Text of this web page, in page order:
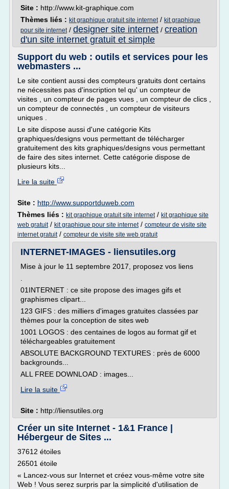
Site : http://www.kit-graphique.com
Thèmes liés : kit graphique gratuit site internet/ kit graphique
pour site internet/ designer site internet / creation
d'un site internet gratuit et simple
Support du web : outils et services pour les
webmasters ...
Le site contient aussi des compteurs gratuits dont certains
ne nécessites pas d'inscription tel qu' un compteur de
visites , un compteur de pages vues , un compteur de clics ,
un compteur de connectés , un compteur de visiteurs
uniques .
Le site dispose aussi d'une catégorie Kits
graphiques/designs vous permettant de télécharger
gratuitement des kits graphiques/designs vous permettant
de faire des sites internet. Cette catégorie dispose de
plusieurs kits...
Lire la suite
Site : http://www.supportduweb.com
Thèmes liés : kit graphique gratuit site internet/ kit graphique site
web gratuit/ kit graphique pour site internet/ compteur de visite site
internet gratuit/ compteur de visite site web gratuit
INTERNET-IMAGES - liensutiles.org
Mise à jour le 11 septembre 2017, proposez vos liens
01INTERNET : ce site propose des images gifs et
graphismes clipart...
123 GIFS : des milliers d'images gratuites classées par
thèmes pour la conception de sites web
1001 LOGOS : des centaines de logos au format gif et
téléchargeables gratuitement
ABSOLUTE BACKGROUND TEXTURES : près de 6000
backgrounds...
ALL FREE DOWNLOAD : images...
Lire la suite
Site : http://liensutiles.org
Créer un site Internet - 1&1 France |
Hébergeur de Sites ...
37612 étoiles
26501 étoile
« Lancez-vous sur Internet et créez vous-même votre site
Web ! Vous serez surpris par la simplicité d'utilisation de